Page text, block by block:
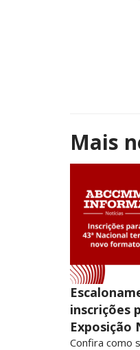
Mais
inscrições
Exposição
Confira como